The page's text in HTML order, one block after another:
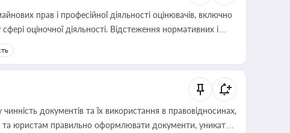
прав і професійної діяльності оцінювачів, включно
оціночної діяльності. Відстеження нормативних і
юриста або бухгалтера під час оподаткування,
статусу суб'єктів оціночної діяльності
документів та їх використання в правовідносинах,
та юристам правильно оформлювати документи, уникати